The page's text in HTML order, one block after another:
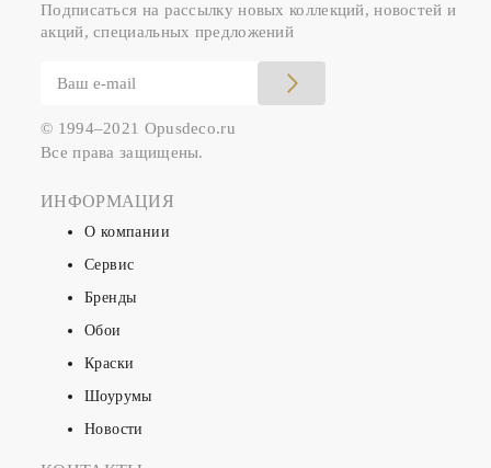
Подписаться на рассылку новых коллекций, новостей и
акций, специальных предложений
© 1994–2021 Opusdeco.ru
Все права защищены.
ИНФОРМАЦИЯ
О компании
Сервис
Бренды
Обои
Краски
Шоурумы
Новости